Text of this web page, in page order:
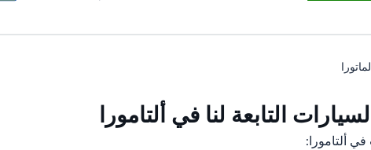
التابعة لنا في ألتامورا
ألتامورا: